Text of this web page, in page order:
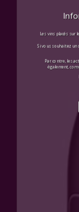
Les vins placés sur
Si vous souhaitez un
Par contre, les
également,